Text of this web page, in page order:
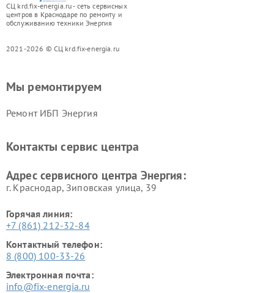
СЦ krd.fix-energia.ru - сеть сервисных
центров в Краснодаре по ремонту и
обслуживанию техники Энергия
2021-2026 © СЦ krd.fix-energia.ru
Мы ремонтируем
Ремонт ИБП Энергия
Контакты сервис центра
Адрес сервисного центра Энергия:
г. Краснодар, Зиповская улица, 39
Горячая линия:
+7 (861) 212-32-84
Контактный телефон:
8 (800) 100-33-26
Электронная почта:
info@fix-energia.ru